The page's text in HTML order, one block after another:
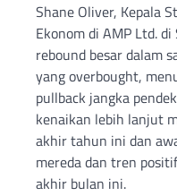
Shane Oliver, Kepala
Ekonom di AMP Ltd.
rebound besar dalam
yang overbought,
pullback jangka
kenaikan lebih lanjut
akhir tahun ini dan
mereda dan tren
akhir bulan ini.